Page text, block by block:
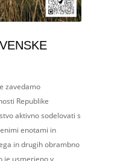
zavedamo
Republike
aktivno sodelovati s
enotami in
in drugih obrambno
je usmerjeno v